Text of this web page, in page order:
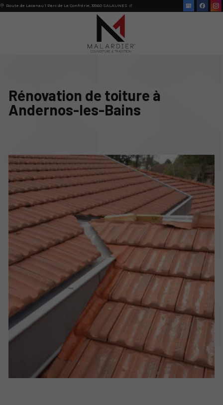
Route de Lacanau 1 Parc de La Confrérie, 33160 SALAUNES
Rénovation de toiture à
Andernos-les-Bains